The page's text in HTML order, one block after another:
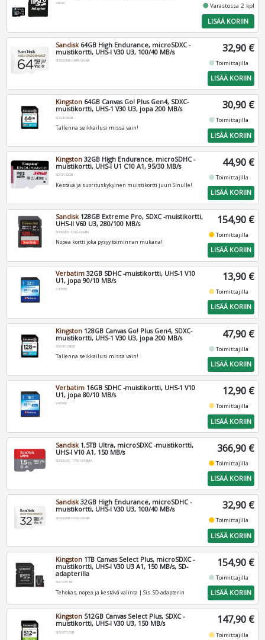
44082 fiber_manual_recordVarastossa 2 kpl
LISÄÄ KORIIN
Sandisk64GB High Endurance, microSDXC -
muistikortti, UHS-I V30 U3, 100/40 MB/s
SDSQQNR-064G-GN6IA
32,90 €
fiber_manual_recordToimittajilla
LISÄÄ KORIIN
Kingston 64GB Canvas Go! Plus Gen4, SDXC-
muistikortti, UHS-1 V30 U3, jopa 200 MB/s
SDG4/64GB
Tallenna seikkailusi missä vain!
30,90 €
fiber_manual_recordToimittajilla
LISÄÄ KORIIN
Kingston 32GB High Endurance, microSDHC -
muistikortti, UHS-I U1 C10 A1, 95/30 MB/s
SDCE/32GB
Kestävä ja suorituskykyinen muistikortti juuri Sinulle!
44,90 €
fiber_manual_recordToimittajilla
LISÄÄ KORIIN
Sandisk 128GB Extreme Pro, SDXC -muistikortti,
UHS-II V60 U3, 280/100 MB/s
SDSDXEP-128G-GN4IN
Nopea kortti joka pysyy toiminnan mukana!
154,90 €
fiber_manual_recordToimittajilla
LISÄÄ KORIIN
Verbatim 32GB SDHC -muistikortti, UHS-1 V10
U1, jopa 90/10 MB/s
V43963
13,90 €
fiber_manual_recordToimittajilla
LISÄÄ KORIIN
Kingston 128GB Canvas Go! Plus Gen4, SDXC-
muistikortti, UHS-1 V30 U3, jopa 200 MB/s
SDG4/128GB
Tallenna seikkailusi missä vain!
47,90 €
fiber_manual_recordToimittajilla
LISÄÄ KORIIN
Verbatim 16GB SDHC -muistikortti, UHS-1 V10
U1, jopa 80/10 MB/s
V43962
12,90 €
fiber_manual_recordToimittajilla
LISÄÄ KORIIN
Sandisk 1,5TB Ultra, microSDXC -muistikortti,
UHS-I V10 A1, 150 MB/s
SDSQUAC-1T50-GN6MA
366,90 €
fiber_manual_recordToimittajilla
LISÄÄ KORIIN
Sandisk32GB High Endurance, microSDHC -
muistikortti, UHS-I V30 U3, 100/40 MB/s
SDSQQNR-032G-GN6IA
32,90 €
fiber_manual_recordToimittajilla
LISÄÄ KORIIN
Kingston 1TB Canvas Select Plus, microSDXC -
muistikortti, UHS-I V30 U3 A1, 150 MB/s, SD-
adapterilla
SDCS3/1TB
Tehokas, nopea ja kestävä valinta | Sis. SD-adapterin
154,90 €
fiber_manual_recordToimittajilla
LISÄÄ KORIIN
Kingston 512GB Canvas Select Plus, SDXC -
muistikortti, UHS-I V30 U3, 150 MB/s
SDS3/512GB
147,90 €
fiber_manual_recordToimittajilla